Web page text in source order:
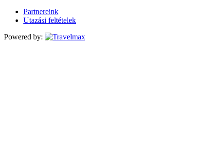
Partnereink
Utazási feltételek
Powered by: